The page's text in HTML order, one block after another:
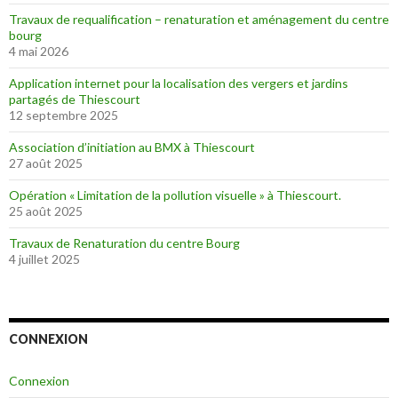
Travaux de requalification – renaturation et aménagement du centre
bourg
4 mai 2026
Application internet pour la localisation des vergers et jardins
partagés de Thiescourt
12 septembre 2025
Association d’initiation au BMX à Thiescourt
27 août 2025
Opération « Limitation de la pollution visuelle » à Thiescourt.
25 août 2025
Travaux de Renaturation du centre Bourg
4 juillet 2025
CONNEXION
Connexion